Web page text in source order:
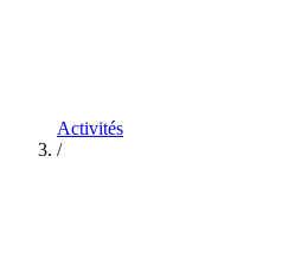
Activités
/